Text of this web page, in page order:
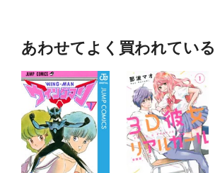
あわせてよく買われてい